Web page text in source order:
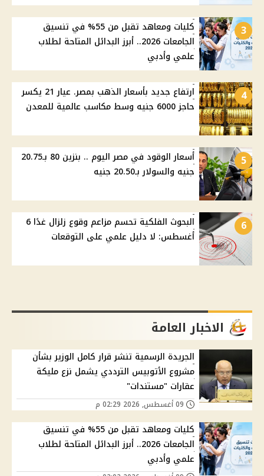
3
كليات ومعاهد تقبل من 55% في تنسيق
الجامعات 2026.. أبرز البدائل المتاحة لطلاب
علمي وأدبي
4
ارتفاع جديد بأسعار الذهب بمصر. عيار 21 يكسر
حاجز 6000 جنيه وسط مكاسب عالمية للمعدن
5
أسعار الوقود في مصر اليوم .. بنزين 80 بـ20.75
جنيه والسولار بـ20.50 جنيه
6
البحوث الفلكية تحسم مزاعم وقوع زلزال غدًا 6
أغسطس: لا دليل علمي على التوقعات
الاخبار العامة
الجريدة الرسمية تنشر قرار كامل الوزير بشأن
مشروع الأتوبيس الترددي يشمل نزع مليكة
عقارات "مستندات"
كليات ومعاهد تقبل من 55% في تنسيق
الجامعات 2026.. أبرز البدائل المتاحة لطلاب
علمي وأدبي